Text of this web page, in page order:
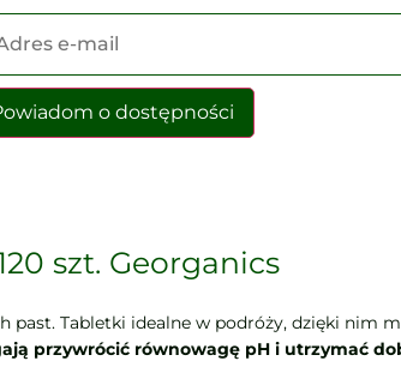
o dostępności
szt. Georganics
Tabletki idealne w podróży, dzięki nim
przywrócić równowagę pH i utrzymać